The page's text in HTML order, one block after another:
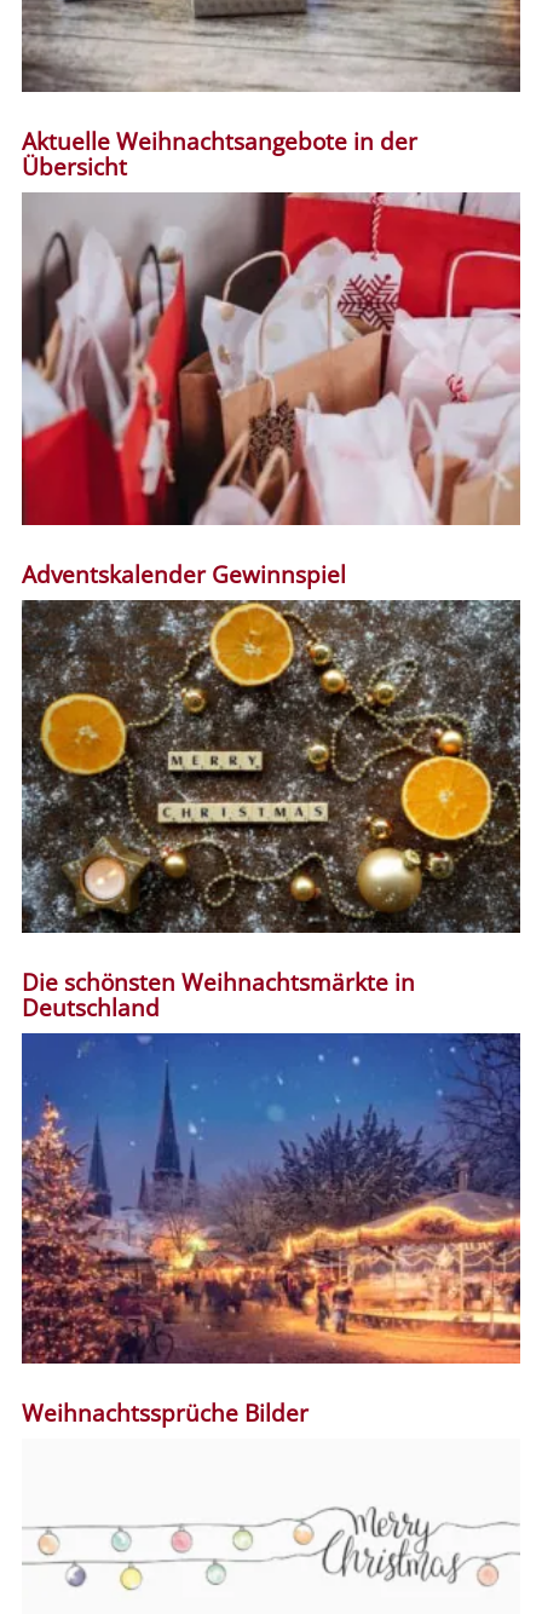
Aktuelle Weihnachtsangebote in der
Übersicht
Adventskalender Gewinnspiel
Die schönsten Weihnachtsmärkte in
Deutschland
Weihnachtssprüche Bilder